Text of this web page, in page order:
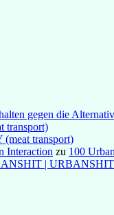
gegen die
transport)
transport)
Interaction zu 100
| URBANSHIT